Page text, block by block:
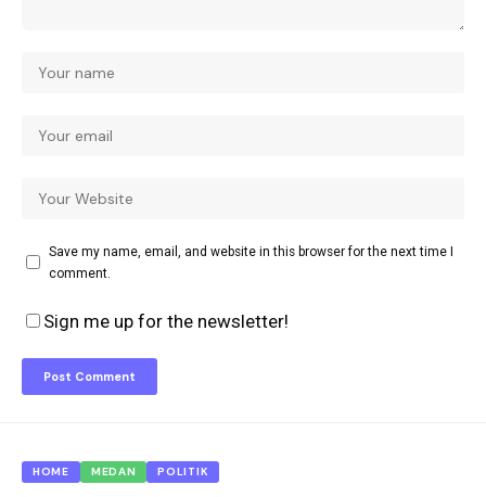
Save my name, email, and website in this browser for the next time I
comment.
Sign me up for the newsletter!
HOME MEDAN POLITIK